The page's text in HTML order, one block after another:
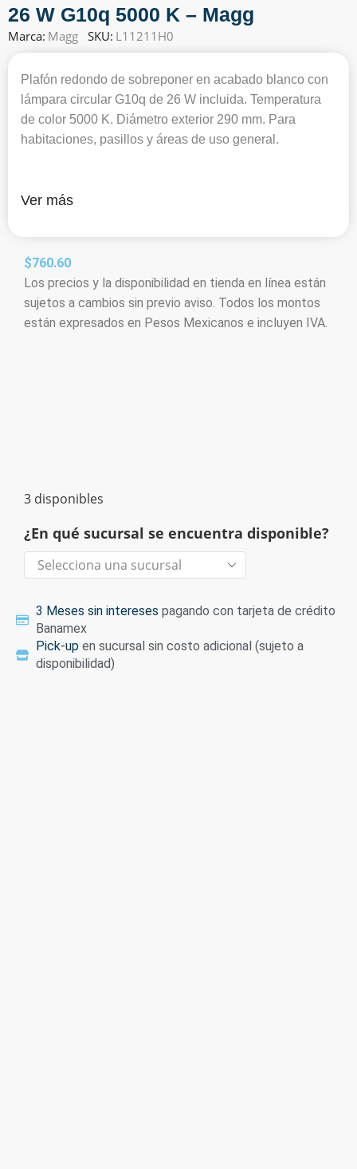
26 W G10q 5000 K – Magg
Marca: Magg SKU: L11211H0
Plafón redondo de sobreponer en acabado blanco con
lámpara circular G10q de 26 W incluida. Temperatura
de color 5000 K. Diámetro exterior 290 mm. Para
habitaciones, pasillos y áreas de uso general.
Ver más
$760.60
Los precios y la disponibilidad en tienda en línea están
sujetos a cambios sin previo aviso. Todos los montos
están expresados en Pesos Mexicanos e incluyen IVA.
3 disponibles
¿En qué sucursal se encuentra disponible?
3 Meses sin intereses pagando con tarjeta de crédito
Banamex
Pick-up en sucursal sin costo adicional (sujeto a
disponibilidad)